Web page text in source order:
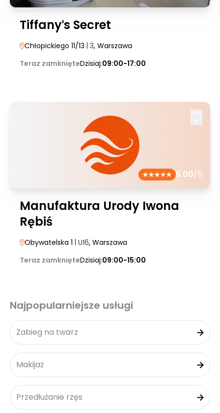
Tiffanyˈs Secret
Chłopickiego 11/13 | 3, Warszawa
Teraz zamknięteDzisiaj:09:00-17:00
5.00/5
Manufaktura Urody Iwona
Rębiś
Obywatelska 1 | U16, Warszawa
Teraz zamknięteDzisiaj:09:00-15:00
Najpopularniejsze usługi
Zabieg na twarz
Makijaż
Przedłużanie rzęs